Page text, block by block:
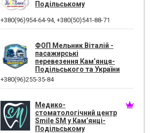
Подільському
+380(96)954-64-94, +380(50)541-88-71
ФОП Мельник Віталій -
пасажирські
перевезення Кам’янця-
Подільського та України
+380(96)255-35-84
Медико-
стоматологічний центр
Smile SM у Кам’янці-
Подільському